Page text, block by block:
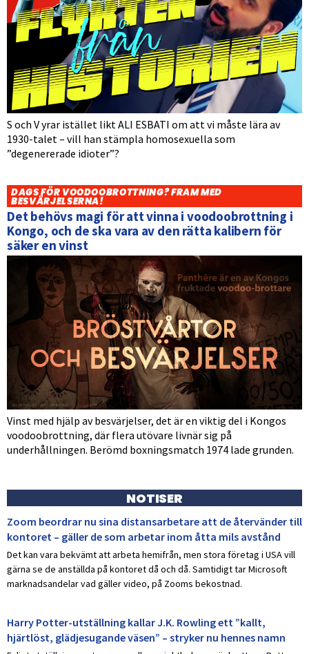
S och V yrar istället likt ALI ESBATI om att vi måste lära av
1930-talet – vill han stämpla homosexuella som
”degenererade idioter”?
DAGS FÖR VOODOOBROTTNING? FRAM MED
BESVÄRJELSERNA!
Det behövs magi för att vinna i voodoobrottning i
Kongo, och de ska vara av den rätta kalibern för
säker en vinst
Vinst med hjälp av besvärjelser, det är en viktig del i Kongos
voodoobrottning, där flera utövare livnär sig på
underhållningen. Berömd boxningsmatch 1974 lade grunden.
NOTISER
Zoom beordrar nu sina distansarbetare att de återvänder till
kontoret – gäller de som arbetar inom åtta mils avstånd
Det kan vara bekvämt att arbeta hemifrån, men stora företag i USA vill
gärna se de anställda på kontoret då och då. Samtidigt tar Microsoft
marknadsandelar vad gäller video, på Zooms bekostnad.
Harry Potter-utställning kallar J.K. Rowling ett ”kallt,
hjärtlöst, glädjesugande väsen” – stryker nu hennes namn